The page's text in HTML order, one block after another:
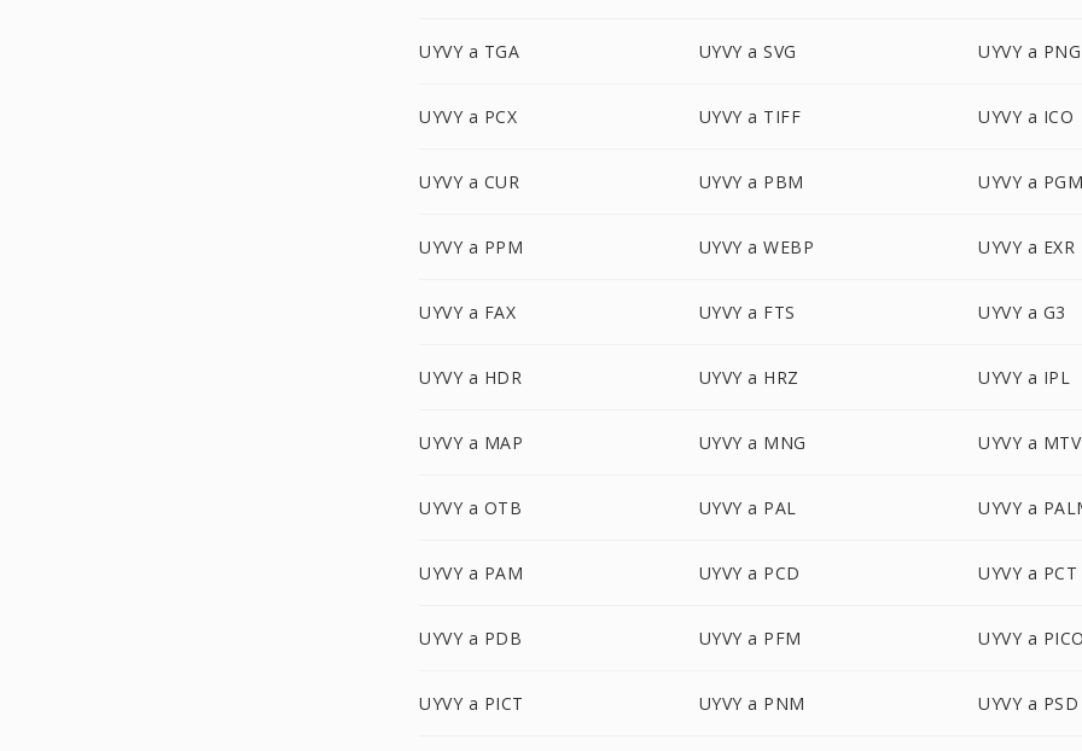
UYVY a TGA UYVY a SVG UYVY a PNG
UYVY a PCX UYVY a TIFF UYVY a ICO
UYVY a CUR UYVY a PBM UYVY a
UYVY a PPM UYVY a WEBP UYVY a EXR
UYVY a FAX UYVY a FTS UYVY a G3
UYVY a HDR UYVY a HRZ UYVY a IPL
UYVY a MAP UYVY a MNG UYVY a MTV
UYVY a OTB UYVY a PAL UYVY a
UYVY a PAM UYVY a PCD UYVY a PCT
UYVY a PDB UYVY a PFM UYVY a
UYVY a PICT UYVY a PNM UYVY a PSD